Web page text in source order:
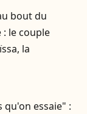
bout du
: le couple
la
essaie" :